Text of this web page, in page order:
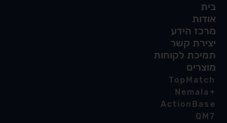
בית
אודות
מרכז הידע
יצירת קשר
תמיכת לקוחות
מוצרים
TopMatch
+Nemala
ActionBase
QM7